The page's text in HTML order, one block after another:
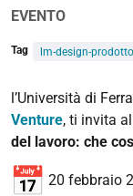
EVENTO
Tag lm-design-
https://
design-
prodotto-
servizio/eventi/
formativo-
l’Università di
Venture, ti invita
del lavoro: che
20 febbraio